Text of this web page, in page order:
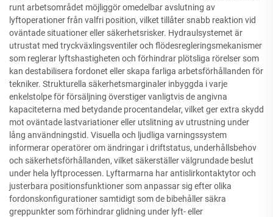
runt arbetsområdet möjliggör omedelbar avslutning av
lyftoperationer från valfri position, vilket tillåter snabb reaktion vid
oväntade situationer eller säkerhetsrisker. Hydraulsystemet är
utrustat med tryckväxlingsventiler och flödesregleringsmekanismer
som reglerar lyftshastigheten och förhindrar plötsliga rörelser som
kan destabilisera fordonet eller skapa farliga arbetsförhållanden för
tekniker. Strukturella säkerhetsmarginaler inbyggda i varje
enkelstolpe för försäljning överstiger vanligtvis de angivna
kapaciteterna med betydande procentandelar, vilket ger extra skydd
mot oväntade lastvariationer eller utslitning av utrustning under
lång användningstid. Visuella och ljudliga varningssystem
informerar operatörer om ändringar i driftstatus, underhållsbehov
och säkerhetsförhållanden, vilket säkerställer välgrundade beslut
under hela lyftprocessen. Lyftarmarna har antislirkontaktytor och
justerbara positionsfunktioner som anpassar sig efter olika
fordonskonfigurationer samtidigt som de bibehåller säkra
greppunkter som förhindrar glidning under lyft- eller